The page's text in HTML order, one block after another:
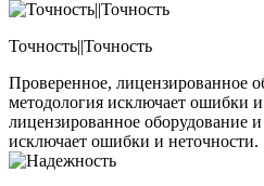
Точность||Точность
Проверенное, лицензированное
методология исключает ошибки
лицензированное оборудование
исключает ошибки и неточности.